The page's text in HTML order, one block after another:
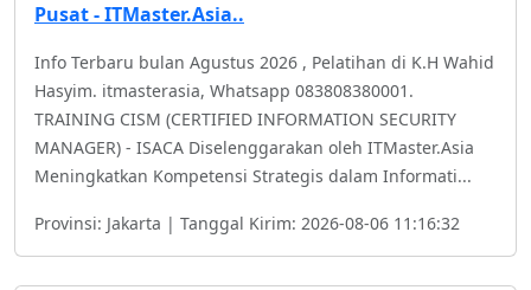
Pusat - ITMaster.Asia..
Info Terbaru bulan Agustus 2026 , Pelatihan di K.H Wahid
Hasyim. itmasterasia, Whatsapp 083808380001.
TRAINING CISM (CERTIFIED INFORMATION SECURITY
MANAGER) - ISACA Diselenggarakan oleh ITMaster.Asia
Meningkatkan Kompetensi Strategis dalam Informati...
Provinsi: Jakarta | Tanggal Kirim: 2026-08-06 11:16:32